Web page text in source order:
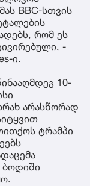
BBC-სთვის
რომ ეს
-
ი.
10-
არასწორად
ტრამპი
ბოდიში